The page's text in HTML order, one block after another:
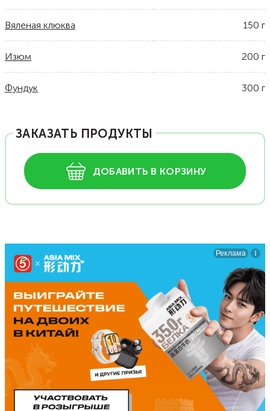
Вяленая клюква 150 г
Изюм 200 г
Фундук 300 г
ЗАКАЗАТЬ ПРОДУКТЫ
ДОБАВИТЬ В КОРЗИНУ